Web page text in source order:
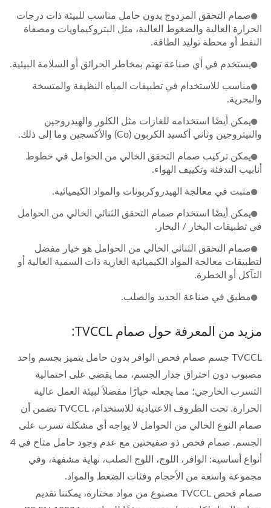
صمام التحقق المزدوج بدون حامل مناسب للبيئة ذات درجات
الحرارة العالية والضغوط العالية، مثل البتروكيماويات ومصفاة
النفط أو محطة توليد الطاقة.
يستخدم في أي صناعة تهتم بمخاطر الحرائق أو السلامة البيئية.
مناسب للاستخدام في تطبيقات المياه النظيفة والمتسخة
والبحرية.
يمكن أيضًا استخدامه للغازات مثل الكلور والهيدروجين
والنيتروجين وثاني أكسيد الكربون (Co) والأكسجين وما إلى ذلك.
يمكن تركيب صمام التحقق الخالي من الحوامل في خطوط
أنابيب التدفئة وتكييف الهواء.
مثبت في معالجة الهيدروكربونات والمواد الكيميائية.
يمكن أيضًا استخدام صمام التحقق الثنائي الخالي من الحوامل
في تطبيقات البخار / البخار.
صمام التحقق الثنائي الخالي من الحوامل هو خيار مفضل
لتطبيقات معالجة المواد الكيميائية الغازية ذات السمية العالية أو
التآكل أو الخطرة.
مطبق في صناعة الحديد والصلب.
مزيد من المعرفة حول صمام TVCCL:
TVCCL جسم صمام فحص الوافر بدون حامل يتميز بجسم واحد
مصبوب دون اختراق جدار الجسم، مما يقضي على احتمالية
التسرب الخارجي؛ مما يجعله خيارًا مفضلاً لبيئة العمل عالية
الحرارة. تحت الظروف الاعتيادية للاستخدام، TVCCL تضمن أن
صمام النوع الخالي من الحوامل لا يواجه أي مشكلة تسرب على
الجسم. صمام فحص ذو صفيحتين مع عدم وجود حامل متاح في 4
أنواع أساسية: الوافر، اللوج، اللوج الصلب، نهاية مشفهة، وفي
مجموعة واسعة من الأحجام وفئات الضغط والمواد.
صمام فحص TVCCL مصنوع من مواد مختارة، يمكننا تقديم